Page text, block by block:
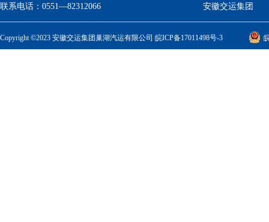
联系电话： 0551—82312066
安徽交运集团
Copyright ©2023 安徽交运集团巢湖汽运有限公司 皖ICP备17011498号-3